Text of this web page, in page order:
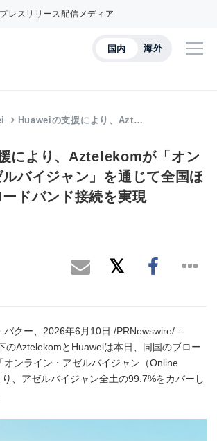
レスリリース配信メディア
国内 海外
Huaweiの支援により、Azt…
により、Aztelekomが「オン
バイジャン」を通じて全国ほ
ドバンド接続を実現
バクー、2026年6月10日 /PRNewswire/ --
のAztelekomとHuaweiは本日、同国のブロー
オンライン・アゼルバイジャン（Online
、アゼルバイジャン全土の99.7%をカバーし